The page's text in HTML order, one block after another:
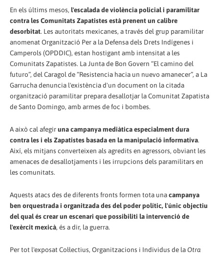
En els últims mesos, l'escalada de violència policial i paramilitar
contra les Comunitats Zapatistes està prenent un calibre
desorbitat. Les autoritats mexicanes, a través del grup paramilitar
anomenat Organització Per a la Defensa dels Drets Indígenes i
Camperols (OPDDIC), estan hostigant amb intensitat a les
Comunitats Zapatistes. La Junta de Bon Govern “El camino del
futuro”, del Caragol de “Resistencia hacia un nuevo amanecer”, a La
Garrucha denuncia l'existència d'un document on la citada
organització paramilitar prepara desallotjar la Comunitat Zapatista
de Santo Domingo, amb armes de foc i bombes.
A això cal afegiruna campanya mediàtica especialment dura
contra les i els Zapatistes basada en la manipulació informativa.
Així, els mitjans converteixen als agredits en agressors, obviant les
amenaces de desallotjaments i les irrupcions dels paramilitars en
les comunitats.
Aquests atacs des de diferents fronts formen tota unacampanya
ben orquestrada i organitzada des del poder polític, l'únic objectiu
del qual és crear un escenari que possibiliti la intervenció de
l'exèrcit mexicà, és a dir, la guerra.
Per tot l'exposat Col·lectius, Organitzacions i Individus de la Otra